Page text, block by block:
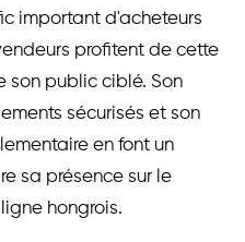
important d'acheteurs
profitent de cette
son public ciblé. Son
sécurisés et son
en font un
sa présence sur le
hongrois.